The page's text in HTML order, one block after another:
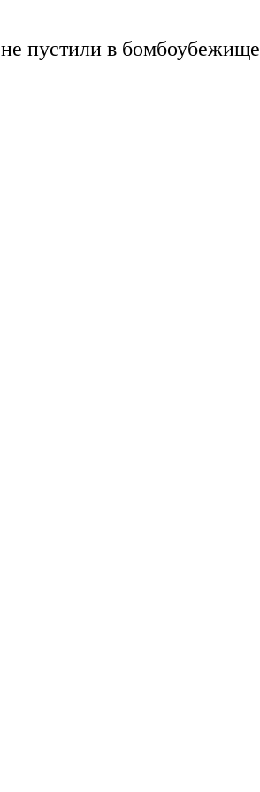
не пустили в бомбоубежище